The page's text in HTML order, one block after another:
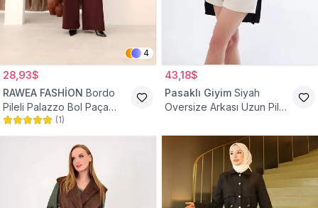
4
28,93$
RAWEA FASHİON Bordo
Pileli Palazzo Bol Paça
Yüksek Bel Tesettür
Pantolon
(1)
43,18$
Pasaklı Giyim Siyah
Oversize Arkası Uzun Pileli